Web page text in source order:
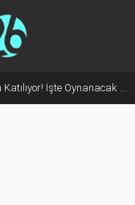
Milyonluk İhale, Sadece 30 Günlük Hizmet: Kentpark Yapay Plajı Açıldı!